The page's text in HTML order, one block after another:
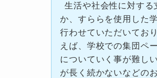
生活や社会性に対する
か、すららを使用した
行わせていただいてお
えば、学校での集団ペ
についていく事が難し
が長く続かないなどの